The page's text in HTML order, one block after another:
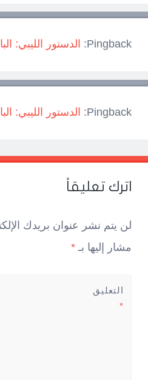
Pingback: الدستور الليبي:
Pingback: الدستور الليبي:
اترك تعليقاً
لن يتم نشر عنوان بريدك
مشار إليها بـ *
التعليق
*